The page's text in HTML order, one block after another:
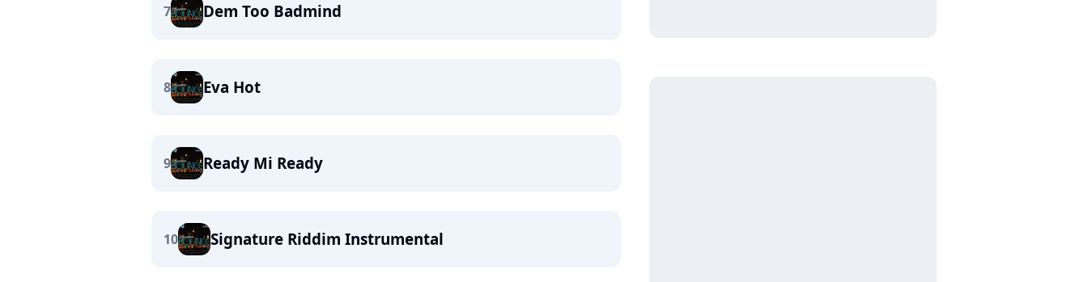
7 Dem Too Badmind
8 Eva Hot
9 Ready Mi Ready
10 Signature Riddim Instrumental